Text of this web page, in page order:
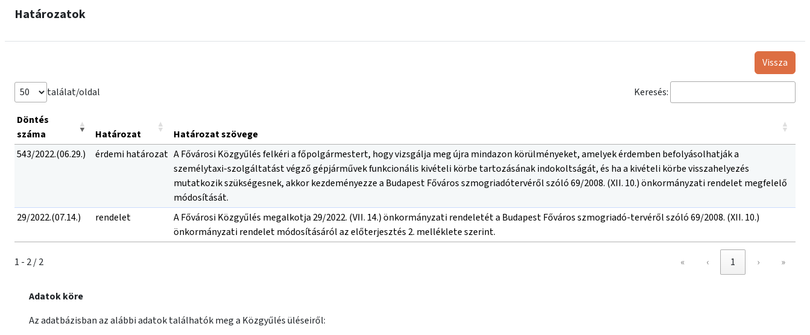
Határozatok
Vissza
találat/oldal Keresés:
Döntés
száma
Határozat
Határozat szövege
543/2022.(06.29.)
érdemi határozat A Fővárosi Közgyűlés felkéri a főpolgármestert, hogy vizsgálja meg újra mindazon körülményeket, amelyek érdemben befolyásolhatják a
személytaxi-szolgáltatást végző gépjárművek funkcionális kivételi körbe tartozásának indokoltságát, és ha a kivételi körbe visszahelyezés
mutatkozik szükségesnek, akkor kezdeményezze a Budapest Főváros szmogriadótervéről szóló 69/2008. (XII. 10.) önkormányzati rendelet megfelelő
módosítását.
29/2022.(07.14.)
rendelet
A Fővárosi Közgyűlés megalkotja 29/2022. (VII. 14.) önkormányzati rendeletét a Budapest Főváros szmogriadó-tervéről szóló 69/2008. (XII. 10.)
önkormányzati rendelet módosításáról az előterjesztés 2. melléklete szerint.
1 - 2 / 2 « ‹ 1 › »
Adatok köre
Az adatbázisban az alábbi adatok találhatók meg a Közgyűlés üléseiről: